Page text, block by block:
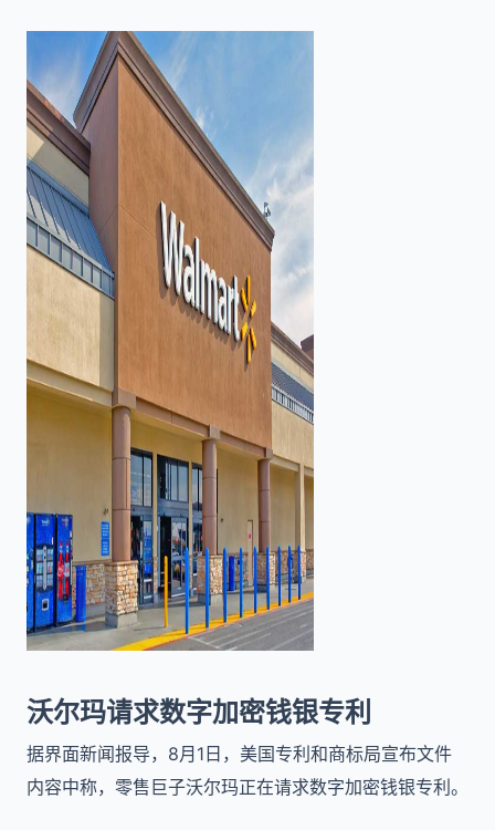
沃尔玛请求数字加密钱银专利
据界面新闻报导，8月1日，美国专利和商标局宣布文件
内容中称，零售巨子沃尔玛正在请求数字加密钱银专利。